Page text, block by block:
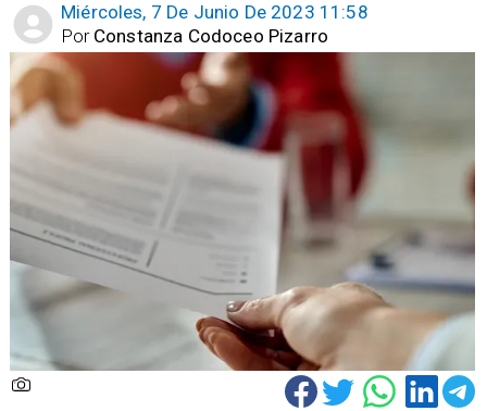
Miércoles, 7 De Junio De 2023 11:58
Constanza Codoceo Pizarro
Por